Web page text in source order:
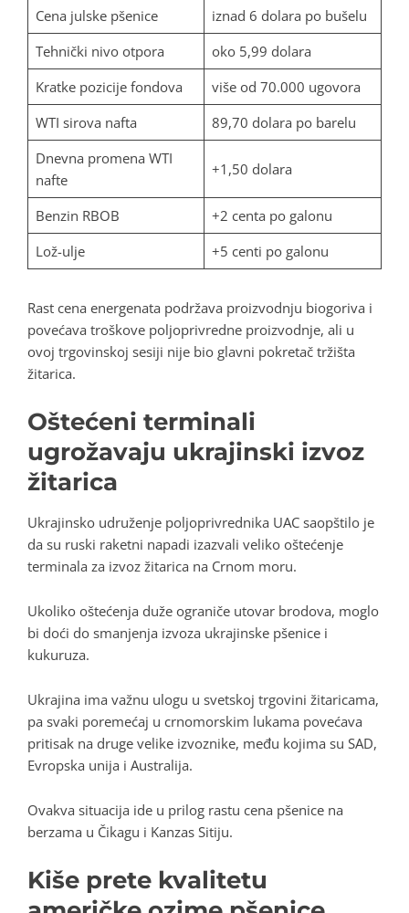
Cena julske pšenice
iznad 6 dolara po bušelu
Tehnički nivo otpora
oko 5,99 dolara
Kratke pozicije fondova
više od 70.000 ugovora
WTI sirova nafta
89,70 dolara po barelu
Dnevna promena WTI
nafte
+1,50 dolara
Benzin RBOB
+2 centa po galonu
Lož-ulje
+5 centi po galonu
Rast cena energenata podržava proizvodnju biogoriva i
povećava troškove poljoprivredne proizvodnje, ali u
ovoj trgovinskoj sesiji nije bio glavni pokretač tržišta
žitarica.
Oštećeni terminali
ugrožavaju ukrajinski izvoz
žitarica
Ukrajinsko udruženje poljoprivrednika UAC saopštilo je
da su ruski raketni napadi izazvali veliko oštećenje
terminala za izvoz žitarica na Crnom moru.
Ukoliko oštećenja duže ograniče utovar brodova, moglo
bi doći do smanjenja izvoza ukrajinske pšenice i
kukuruza.
Ukrajina ima važnu ulogu u svetskoj trgovini žitaricama,
pa svaki poremećaj u crnomorskim lukama povećava
pritisak na druge velike izvoznike, među kojima su SAD,
Evropska unija i Australija.
Ovakva situacija ide u prilog rastu cena pšenice na
berzama u Čikagu i Kanzas Sitiju.
Kiše prete kvalitetu